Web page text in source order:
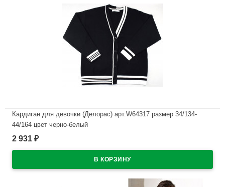
Кардиган для девочки (Делорас) арт.W64317 размер 34/134-
44/164 цвет черно-белый
В наличии
2 931 ₽